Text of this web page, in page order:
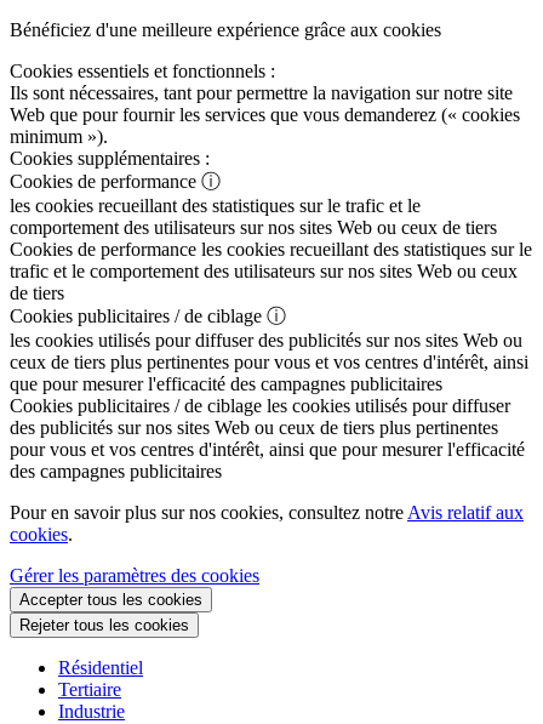
Bénéficiez d'une meilleure expérience grâce aux cookies
Cookies essentiels et fonctionnels :
Ils sont nécessaires, tant pour permettre la navigation sur notre site
Web que pour fournir les services que vous demanderez (« cookies
minimum »).
Cookies supplémentaires :
Cookies de performance ⓘ
les cookies recueillant des statistiques sur le trafic et le
comportement des utilisateurs sur nos sites Web ou ceux de tiers
Cookies de performance les cookies recueillant des statistiques sur le
trafic et le comportement des utilisateurs sur nos sites Web ou ceux
de tiers
Cookies publicitaires / de ciblage ⓘ
les cookies utilisés pour diffuser des publicités sur nos sites Web ou
ceux de tiers plus pertinentes pour vous et vos centres d'intérêt, ainsi
que pour mesurer l'efficacité des campagnes publicitaires
Cookies publicitaires / de ciblage les cookies utilisés pour diffuser
des publicités sur nos sites Web ou ceux de tiers plus pertinentes
pour vous et vos centres d'intérêt, ainsi que pour mesurer l'efficacité
des campagnes publicitaires
Pour en savoir plus sur nos cookies, consultez notre Avis relatif aux
cookies.
Gérer les paramètres des cookies
Accepter tous les cookies
Rejeter tous les cookies
Résidentiel
Tertiaire
Industrie